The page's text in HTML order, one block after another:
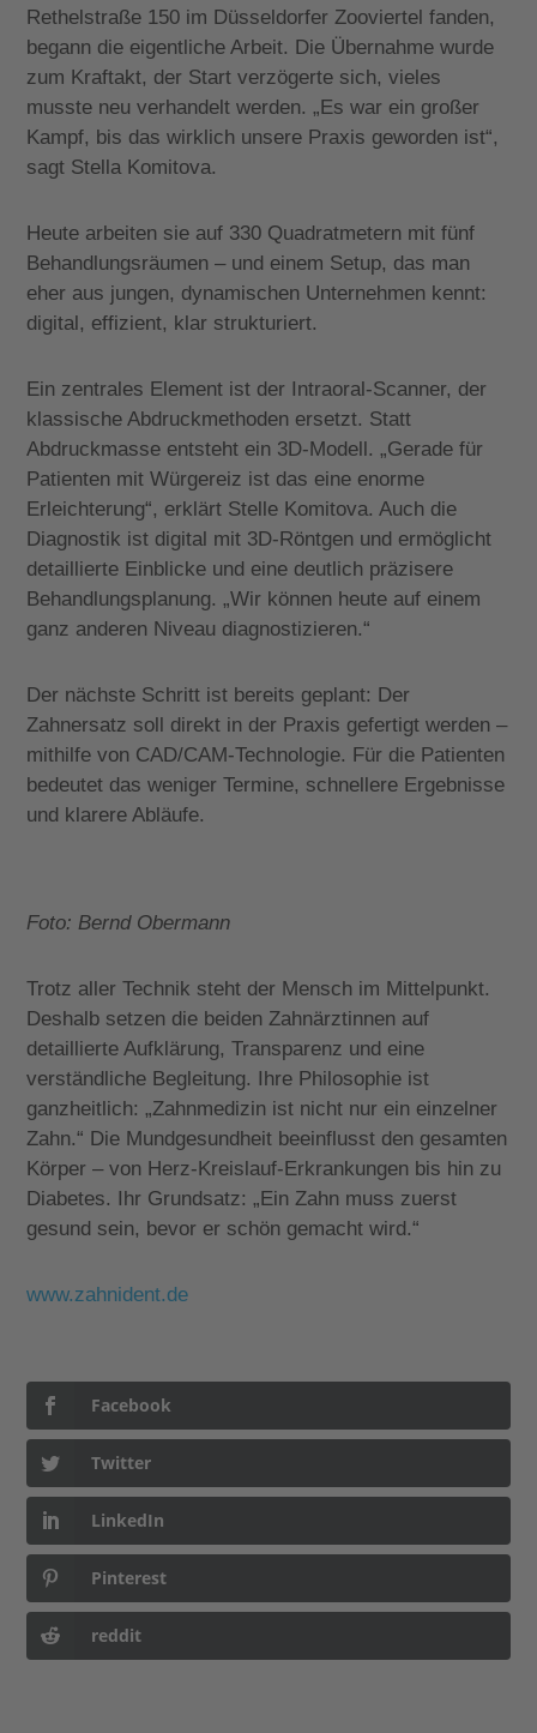
Rethelstraße 150 im Düsseldorfer Zooviertel fanden,
begann die eigentliche Arbeit. Die Übernahme wurde
zum Kraftakt, der Start verzögerte sich, vieles
musste neu verhandelt werden. „Es war ein großer
Kampf, bis das wirklich unsere Praxis geworden ist“,
sagt Stella Komitova.
Heute arbeiten sie auf 330 Quadratmetern mit fünf
Behandlungsräumen – und einem Setup, das man
eher aus jungen, dynamischen Unternehmen kennt:
digital, effizient, klar strukturiert.
Ein zentrales Element ist der Intraoral-Scanner, der
klassische Abdruckmethoden ersetzt. Statt
Abdruckmasse entsteht ein 3D-Modell. „Gerade für
Patienten mit Würgereiz ist das eine enorme
Erleichterung“, erklärt Stelle Komitova. Auch die
Diagnostik ist digital mit 3D-Röntgen und ermöglicht
detaillierte Einblicke und eine deutlich präzisere
Behandlungsplanung. „Wir können heute auf einem
ganz anderen Niveau diagnostizieren.“
Der nächste Schritt ist bereits geplant: Der
Zahnersatz soll direkt in der Praxis gefertigt werden –
mithilfe von CAD/CAM-Technologie. Für die Patienten
bedeutet das weniger Termine, schnellere Ergebnisse
und klarere Abläufe.
Foto: Bernd Obermann
Trotz aller Technik steht der Mensch im Mittelpunkt.
Deshalb setzen die beiden Zahnärztinnen auf
detaillierte Aufklärung, Transparenz und eine
verständliche Begleitung. Ihre Philosophie ist
ganzheitlich: „Zahnmedizin ist nicht nur ein einzelner
Zahn.“ Die Mundgesundheit beeinflusst den gesamten
Körper – von Herz-Kreislauf-Erkrankungen bis hin zu
Diabetes. Ihr Grundsatz: „Ein Zahn muss zuerst
gesund sein, bevor er schön gemacht wird.“
www.zahnident.de
Facebook
Twitter
LinkedIn
Pinterest
reddit